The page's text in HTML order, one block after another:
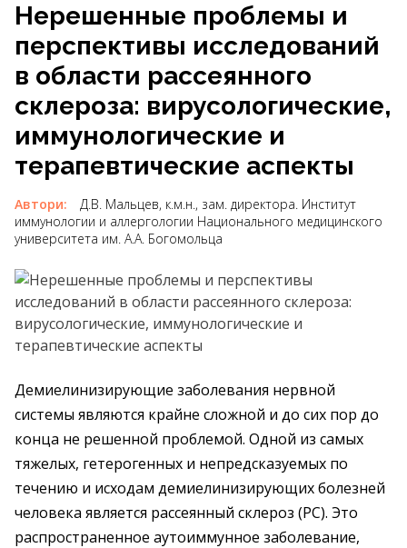
Нерешенные проблемы и
перспективы исследований
в области рассеянного
склероза: вирусологические,
иммунологические и
терапевтические аспекты
Автори:
Д.В. Мальцев, к.м.н., зам. директора. Институт
иммунологии и аллергологии Национального медицинского
университета им. А.А. Богомольца
Демиелинизирующие заболевания нервной
системы являются крайне сложной и до сих пор до
конца не решенной проблемой. Одной из самых
тяжелых, гетерогенных и непредсказуемых по
течению и исходам демиелинизирующих болезней
человека является рассеянный склероз (PC). Это
распространенное аутоиммунное заболевание,